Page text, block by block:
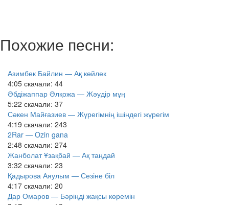
Похожие песни:
Азимбек Байлин — Ақ көйлек
4:05 скачали: 44
Әбдіжаппар Әлқожа — Жәудір мұң
5:22 скачали: 37
Сәкен Майғазиев — Жүрегімнің ішіндегі жүрегім
4:19 скачали: 243
2Rar — Ozin gana
2:48 скачали: 274
Жанболат Ұзақбай — Ақ таңдай
3:32 скачали: 23
Қадырова Аяулым — Сезіне біл
4:17 скачали: 20
Дар Омаров — Бәріңді жақсы көремін